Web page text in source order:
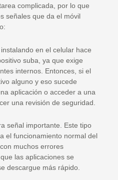
complicada, por lo que
señales que da el móvil
en el celular hace
suba, ya que exige
internos. Entonces, si el
alguno y eso sucede
aplicación o acceder a una
una revisión de seguridad.
señal importante. Este tipo
el funcionamiento normal del
muchos errores
las aplicaciones se
descargue más rápido.